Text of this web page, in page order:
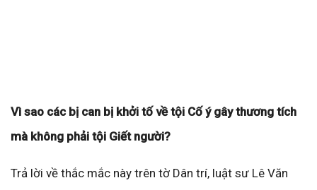
Vì sao các bị can bị khởi tố về tội Cố ý gây thương tích
mà không phải tội Giết người?
Trả lời về thắc mắc này trên tờ Dân trí, luật sư Lê Văn